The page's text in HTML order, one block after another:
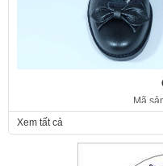
Mã
Xem tất cả